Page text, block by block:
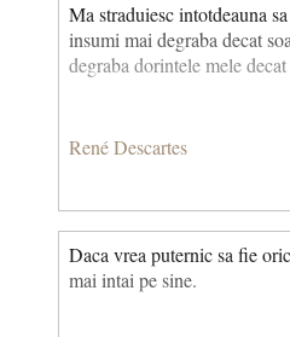
Ma straduiesc intotdeauna
insumi mai degraba decat
degraba dorintele mele
René Descartes
Daca vrea puternic sa fie
mai intai pe sine.